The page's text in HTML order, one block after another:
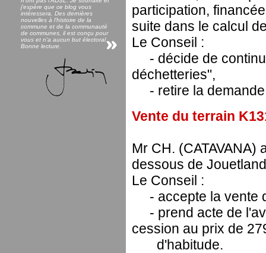
j'espère que ce blog vous
intéressera. Des dernières
nouvelles à l'histoire de la
commune et de la communauté
de communes, il est conçu pour
vous et n'a aucun but électoral.
Bonne lecture.
participation,
suite dans le calcul
Le Conseil :
- décide de
déchetteries",
- retire la demande
Vente du terrain
Mr CH.
dessous de
Le Conseil :
- accepte la vente
- prend acte de
cession au prix de
d'habitude.